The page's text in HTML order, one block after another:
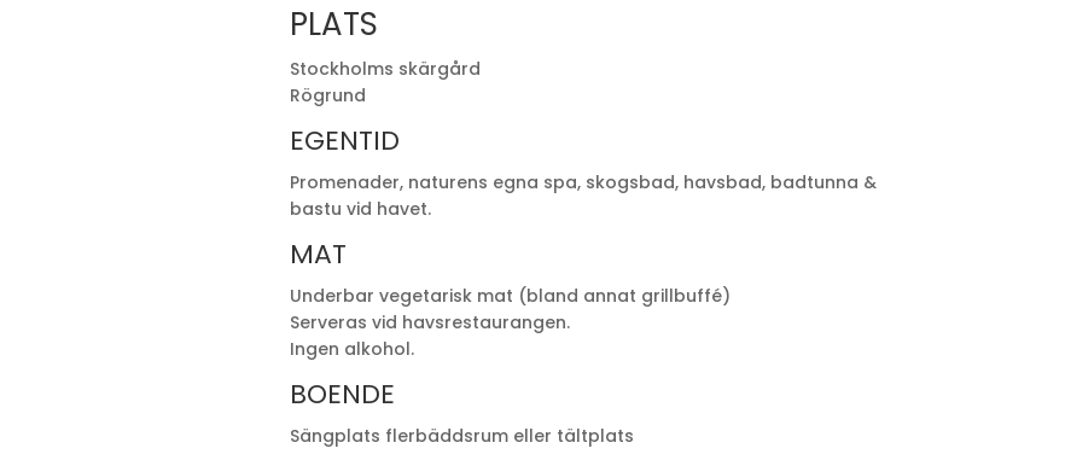
PLATS
Stockholms skärgård
Rögrund
EGENTID
Promenader, naturens egna spa, skogsbad, havsbad, badtunna &
bastu vid havet.
MAT
Underbar vegetarisk mat (bland annat grillbuffé)
Serveras vid havsrestaurangen.
Ingen alkohol.
BOENDE
Sängplats flerbäddsrum eller tältplats